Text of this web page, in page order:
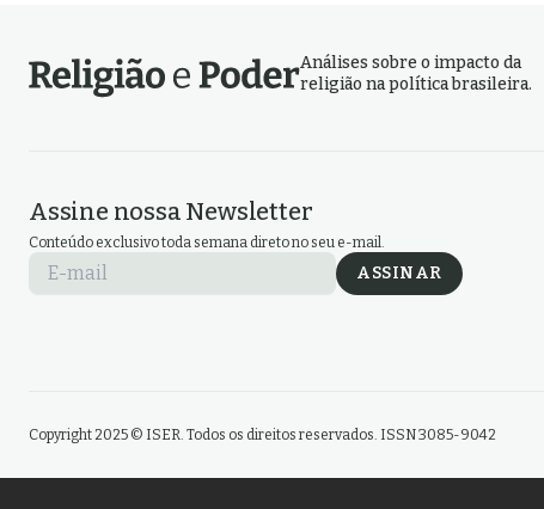
Análises sobre o impacto da
religião na política brasileira.
Assine nossa Newsletter
Conteúdo exclusivo toda semana direto no seu e-mail.
E-mail ASSINAR
Copyright 2025 © ISER. Todos os direitos reservados. ISSN 3085-9042